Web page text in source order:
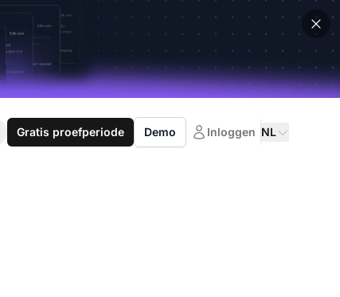
Gratis proefperiode Demo Inloggen NL